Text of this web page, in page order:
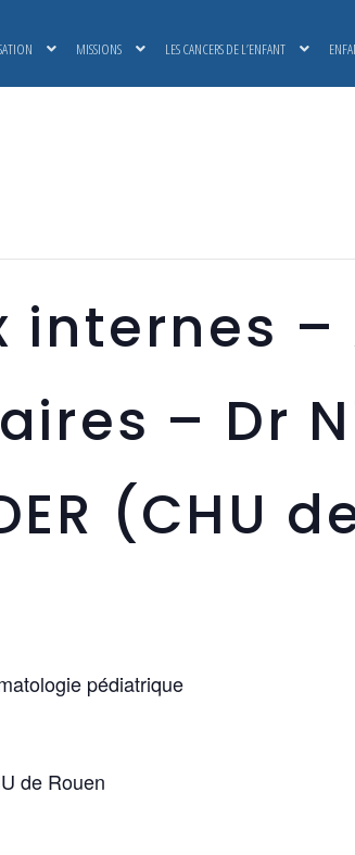
MISSIONS LES CANCERS DE L’ENFANT
internes –
– Dr
(CHU
pédiatrique
de Rouen